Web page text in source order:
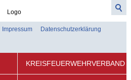
Impressum Datenschutzerklärung
KREISFEUERWEHRVERBAND